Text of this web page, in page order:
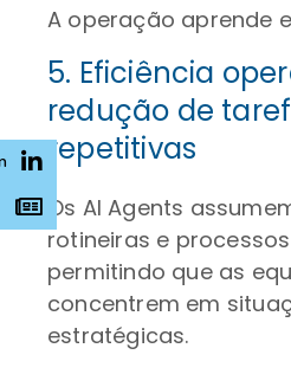
A operação aprende
5. Eficiência
redução de
repetitivas
Os AI Agents
rotineiras e
permitindo que as
concentrem em
estratégicas.